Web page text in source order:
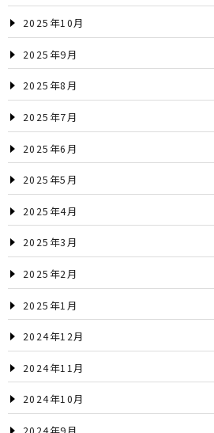
2025年10月
2025年9月
2025年8月
2025年7月
2025年6月
2025年5月
2025年4月
2025年3月
2025年2月
2025年1月
2024年12月
2024年11月
2024年10月